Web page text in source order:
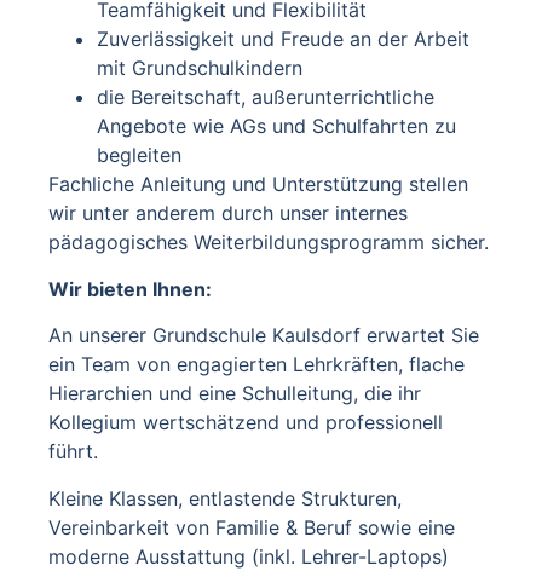
Teamfähigkeit und Flexibilität
Zuverlässigkeit und Freude an der Arbeit
mit Grundschulkindern
die Bereitschaft, außerunterrichtliche
Angebote wie AGs und Schulfahrten zu
begleiten
Fachliche Anleitung und Unterstützung stellen
wir unter anderem durch unser internes
pädagogisches Weiterbildungsprogramm sicher.
Wir bieten Ihnen:
An unserer Grundschule Kaulsdorf erwartet Sie
ein Team von engagierten Lehrkräften, flache
Hierarchien und eine Schulleitung, die ihr
Kollegium wertschätzend und professionell
führt.
Kleine Klassen, entlastende Strukturen,
Vereinbarkeit von Familie & Beruf sowie eine
moderne Ausstattung (inkl. Lehrer-Laptops)